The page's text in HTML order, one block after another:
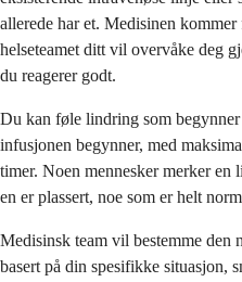
allerede har et. Medisinen
helseteamet ditt vil overvåke deg
du reagerer godt.
Du kan føle lindring som
infusjonen begynner, med
timer. Noen mennesker merker
en er plassert, noe som er helt
Medisinsk team vil bestemme den
basert på din spesifikke situasjon,